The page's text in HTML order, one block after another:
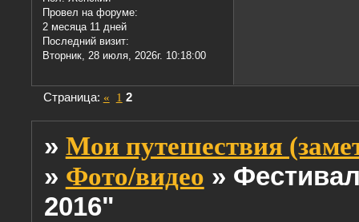
Провел на форуме:
2 месяца 11 дней
Последний визит:
Вторник, 28 июля, 2026г. 10:18:00
Страница: « 1 2
» Мои путешествия
» Фото/видео »
2016"